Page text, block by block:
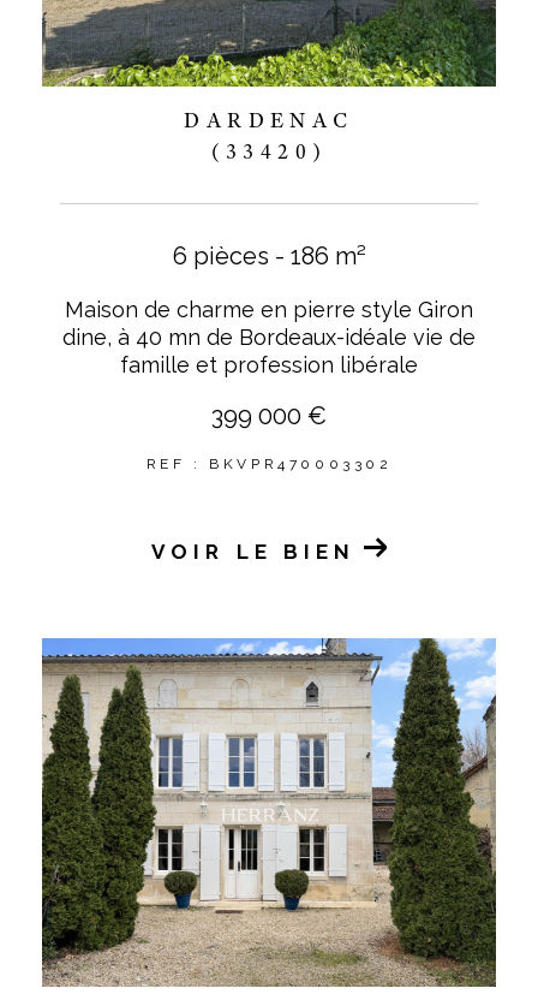
DARDENAC
(33420)
6 pièces - 186 m²
Maison de charme en pierre style Giron
dine, à 40 mn de Bordeaux-idéale vie de
famille et profession libérale
399 000 €
REF : BKVPR470003302
VOIR LE BIEN